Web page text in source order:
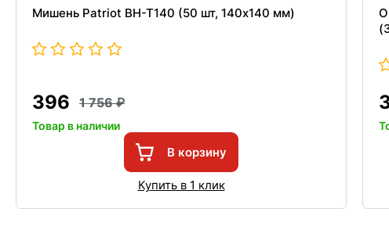
Мишень Patriot BH-T140 (50 шт, 140x140 мм)
396 1 756
Товар в наличии
В корзину
Купить в 1 клик